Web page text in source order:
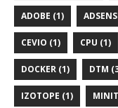
ADOBE (1)
CEVIO (1) CPU (1)
DOCKER (1) DTM
IZOTOPE (1)